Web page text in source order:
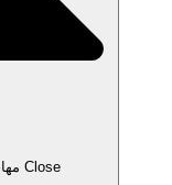
Close مهاجرت